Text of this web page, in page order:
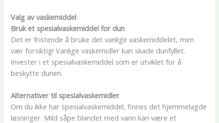
Valg av vaskemiddel
Bruk et spesialvaskemiddel for dun
Det er fristende å bruke det vanlige vaskemiddelet, men
vær forsiktig! Vanlige vaskemidler kan skade dunfyllet.
Invester i et spesialvaskemiddel som er utviklet for å
beskytte dunen.
Alternativer til spesialvaskemidler
Om du ikke har spesialvaskemiddel, finnes det hjemmelagde
løsninger. Mild såpe blandet med vann kan være et